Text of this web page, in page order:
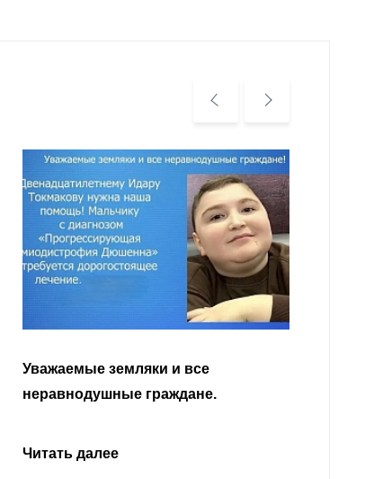
Уважаемые земляки и все
неравнодушные граждане.
Читать далее